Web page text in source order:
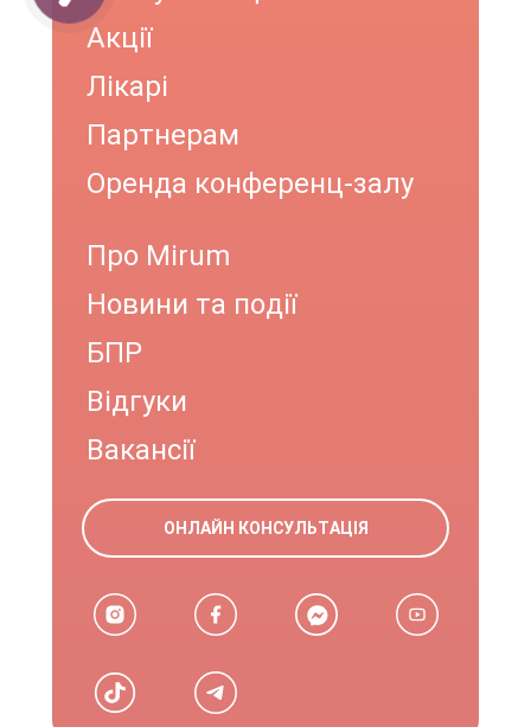
Акції
Лікарі
Партнерам
Оренда конференц-залу
Про Mirum
Новини та події
БПР
Відгуки
Вакансії
ОНЛАЙН КОНСУЛЬТАЦІЯ